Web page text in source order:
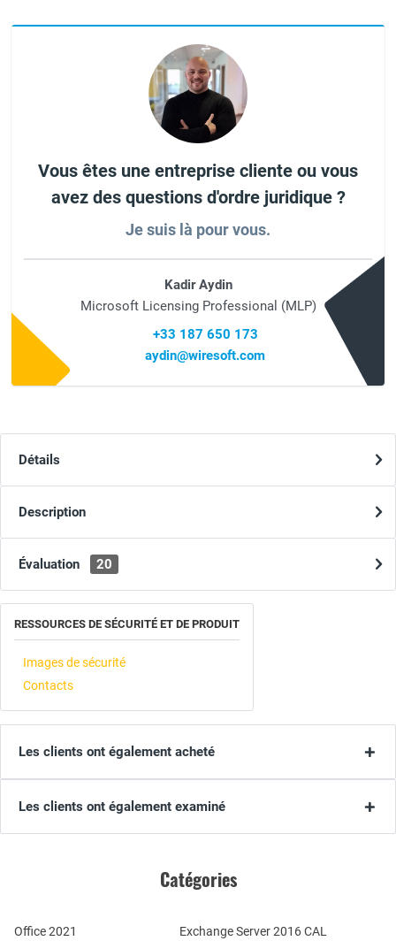
Vous êtes une entreprise cliente ou vous
avez des questions d'ordre juridique ?
Je suis là pour vous.
Kadir Aydin
Microsoft Licensing Professional (MLP)
+33 187 650 173
aydin@wiresoft.com
Détails
Description
Évaluation 20
RESSOURCES DE SÉCURITÉ ET DE PRODUIT
Images de sécurité
Contacts
Les clients ont également acheté
Les clients ont également examiné
Catégories
Office 2021
Exchange Server 2016 CAL